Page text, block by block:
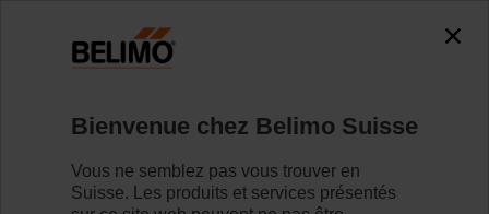
MS-NRH
Bienvenue chez Belimo Suisse
Vous ne semblez pas vous trouver en
Suisse. Les produits et services présentés